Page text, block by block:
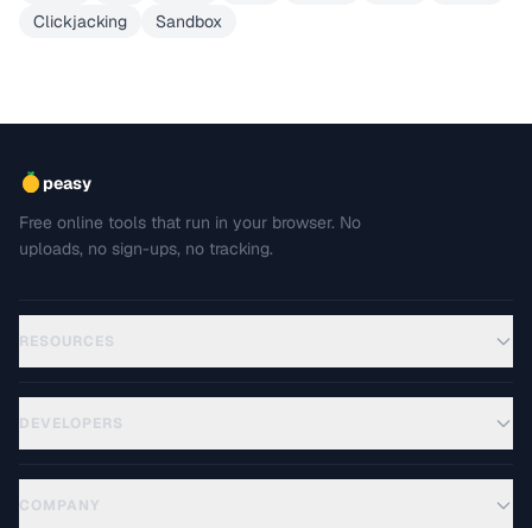
Clickjacking
Sandbox
peasy
Free online tools that run in your browser. No
uploads, no sign-ups, no tracking.
RESOURCES
DEVELOPERS
COMPANY